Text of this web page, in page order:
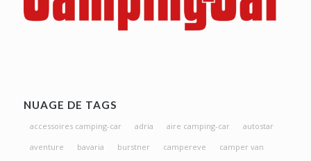
NUAGE DE TAGS
accessoires camping-car adria aire camping-car
autostar
aventure
bavaria burstner campereve
camper van